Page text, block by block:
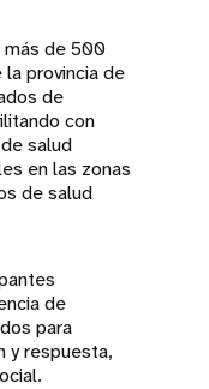
más de 500
provincia de
de
con
salud
en las zonas
de salud
de
para
y respuesta,